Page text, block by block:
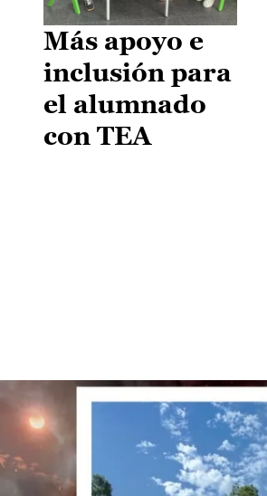
Más apoyo e
inclusión para
el alumnado
con TEA